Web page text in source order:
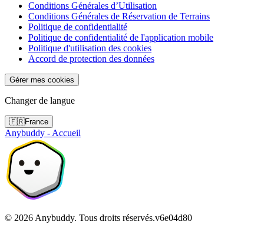
Conditions Générales d’Utilisation
Conditions Générales de Réservation de Terrains
Politique de confidentialité
Politique de confidentialité de l'application mobile
Politique d'utilisation des cookies
Accord de protection des données
Gérer mes cookies
Changer de langue
🇫🇷France
Anybuddy - Accueil
© 2026 Anybuddy. Tous droits réservés.v6e04d80